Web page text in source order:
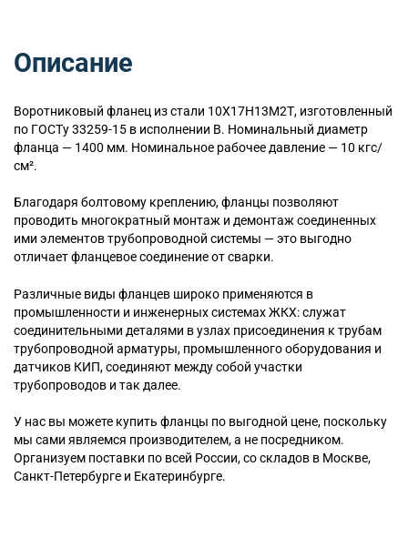
Описание
Воротниковый фланец из стали 10Х17Н13М2Т, изготовленный
по ГОСТу 33259-15 в исполнении B. Номинальный диаметр
фланца — 1400 мм. Номинальное рабочее давление — 10 кгс/
см².
Благодаря болтовому креплению, фланцы позволяют
проводить многократный монтаж и демонтаж соединенных
ими элементов трубопроводной системы — это выгодно
отличает фланцевое соединение от сварки.
Различные виды фланцев широко применяются в
промышленности и инженерных системах ЖКХ: служат
соединительными деталями в узлах присоединения к трубам
трубопроводной арматуры, промышленного оборудования и
датчиков КИП, соединяют между собой участки
трубопроводов и так далее.
У нас вы можете купить фланцы по выгодной цене, поскольку
мы сами являемся производителем, а не посредником.
Организуем поставки по всей России, со складов в Москве,
Санкт-Петербурге и Екатеринбурге.